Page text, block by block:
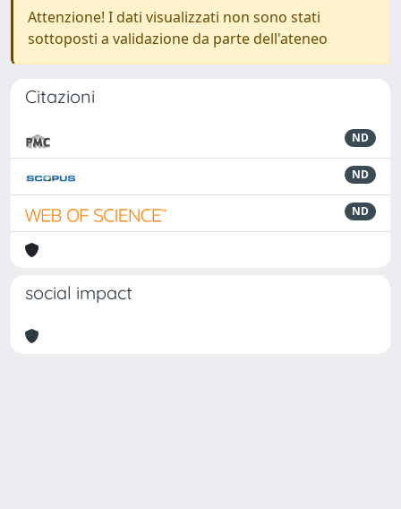
Attenzione! I dati visualizzati non sono stati
sottoposti a validazione da parte dell'ateneo
Citazioni
ND
ND
ND
social impact